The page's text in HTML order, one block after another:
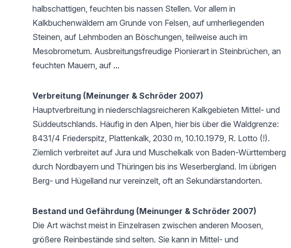
halbschattigen, feuchten bis nassen Stellen. Vor allem in
Kalkbuchenwäldern am Grunde von Felsen, auf umherliegenden
Steinen, auf Lehmboden an Böschungen, teilweise auch im
Mesobrometum. Ausbreitungsfreudige Pionierart in Steinbrüchen, an
feuchten Mauern, auf ...
Verbreitung (Meinunger & Schröder 2007)
Hauptverbreitung in niederschlagsreicheren Kalkgebieten Mittel- und
Süddeutschlands. Häufig in den Alpen, hier bis über die Waldgrenze:
8431/4 Friederspitz, Plattenkalk, 2030 m, 10.10.1979, R. Lotto (!).
Ziemlich verbreitet auf Jura und Muschelkalk von Baden-Württemberg
durch Nordbayern und Thüringen bis ins Weserbergland. Im übrigen
Berg- und Hügelland nur vereinzelt, oft an Sekundärstandorten.
Bestand und Gefährdung (Meinunger & Schröder 2007)
Die Art wächst meist in Einzelrasen zwischen anderen Moosen,
größere Reinbestände sind selten. Sie kann in Mittel- und